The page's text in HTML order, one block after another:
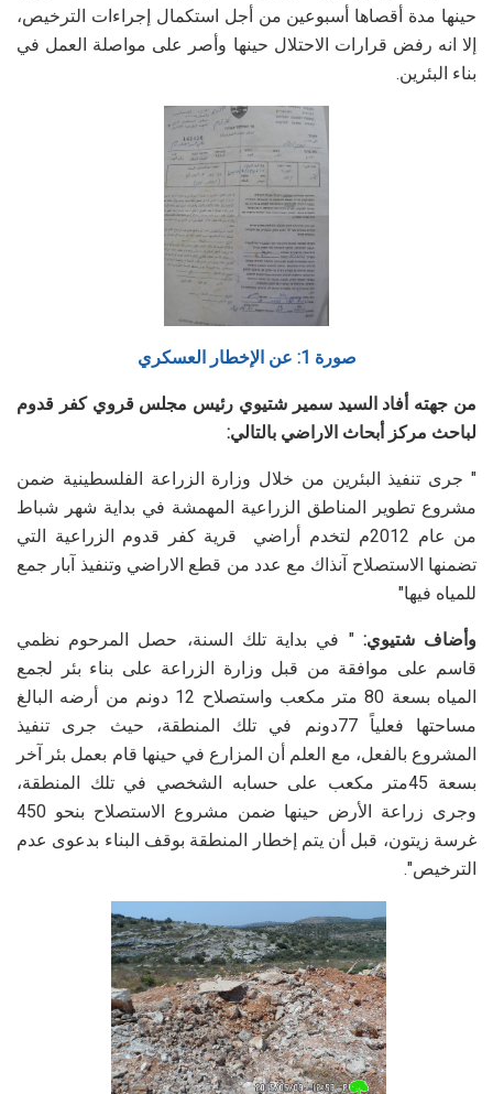
حينها مدة أقصاها أسبوعين من أجل استكمال إجراءات الترخيص،
إلا انه رفض قرارات الاحتلال حينها وأصر على مواصلة العمل في
بناء البئرين.
صورة 1: عن الإخطار العسكري
من جهته أفاد السيد سمير شتيوي رئيس مجلس قروي كفر قدوم
لباحث مركز أبحاث الاراضي بالتالي:
" جرى تنفيذ البئرين من خلال وزارة الزراعة الفلسطينية ضمن
مشروع تطوير المناطق الزراعية المهمشة في بداية شهر شباط
من عام 2012م لتخدم أراضي قرية كفر قدوم الزراعية التي
تضمنها الاستصلاح آنذاك مع عدد من قطع الاراضي وتنفيذ آبار جمع
للمياه فيها"
وأضاف شتيوي:" في بداية تلك السنة، حصل المرحوم نظمي
قاسم على موافقة من قبل وزارة الزراعة على بناء بئر لجمع
المياه بسعة 80 متر مكعب واستصلاح 12 دونم من أرضه البالغ
مساحتها فعلياً 77دونم في تلك المنطقة، حيث جرى تنفيذ
المشروع بالفعل، مع العلم أن المزارع في حينها قام بعمل بئر آخر
بسعة 45متر مكعب على حسابه الشخصي في تلك المنطقة،
وجرى زراعة الأرض حينها ضمن مشروع الاستصلاح بنحو 450
غرسة زيتون، قبل أن يتم إخطار المنطقة بوقف البناء بدعوى عدم
الترخيص".